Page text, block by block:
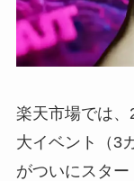
楽天市場では
大イベント（3
がついにスター